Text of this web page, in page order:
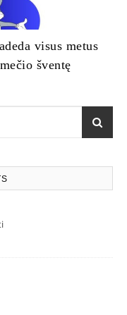
visus metus
šventę